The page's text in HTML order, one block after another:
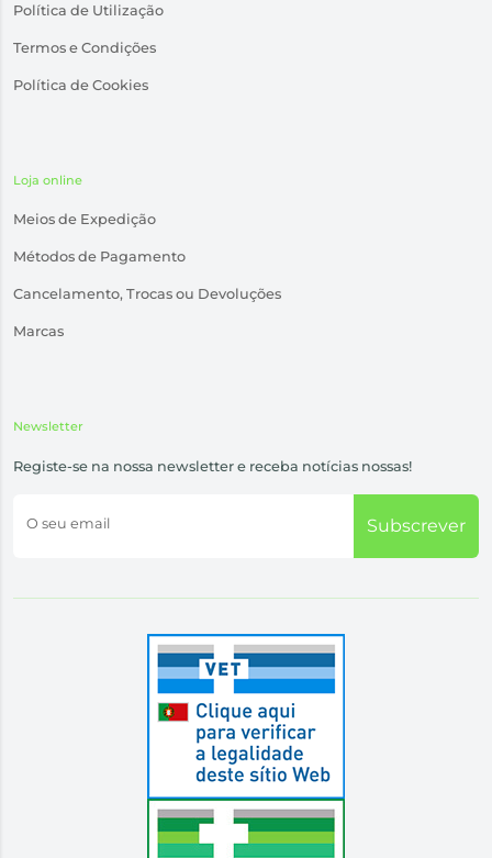
Política de Utilização
Termos e Condições
Política de Cookies
Loja online
Meios de Expedição
Métodos de Pagamento
Cancelamento, Trocas ou Devoluções
Marcas
Newsletter
Registe-se na nossa newsletter e receba notícias nossas!
O seu email Subscrever